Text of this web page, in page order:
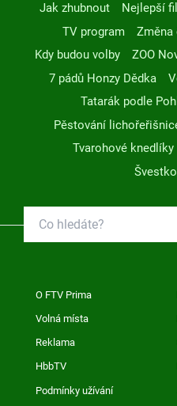
Jak zhubnout Nejlepší
TV program
Změna
Kdy budou volby
ZOO
7 pádů Honzy Dědka
Tatarák podle
Pěstování
Tvarohové knedlíky
O FTV Prima
Volná místa
Reklama
HbbTV
Podmínky užívání